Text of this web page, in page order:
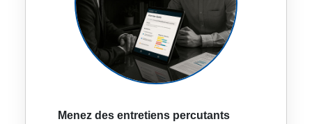
Menez des entretiens percutants